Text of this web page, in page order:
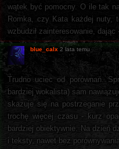
wątek być pomocny. O ile tak
Romka, czy Kata każdej nuty,
wzbudził zainteresowanie,
blue_calx 2 lata temu
Trudno uciec od porównań.
bardziej wokalista) sam
skazuje się na postrzeganie
trochę więcej czasu - kurz
bardziej obiektywnie. Na dzień
i teksty, nawet bez